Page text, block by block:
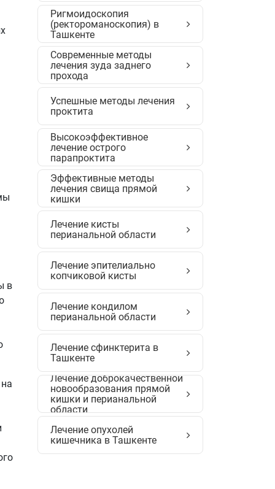
в
Ригмоидоскопия
(ректороманоскопия) в
Ташкенте
Современные методы
лечения зуда заднего
прохода
Успешные методы лечения
проктита
Высокоэффективное
лечение острого
парапроктита
Эффективные методы
лечения свища прямой
кишки
Лечение кисты
перианальной области
Лечение эпителиально
копчиковой кисты
Лечение кондилом
перианальной области
Лечение сфинктерита в
Ташкенте
Лечение доброкачественной
новообразования прямой
кишки и перианальной
области
Лечение опухолей
кишечника в Ташкенте